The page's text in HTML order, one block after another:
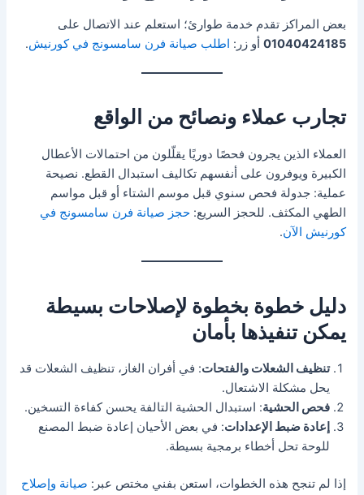
بعض المراكز تقدم خدمة طوارئ؛ استعلم عند الاتصال على
01040424185 أو زر: اطلب صيانة فرن سامسونج في كورنيش.
تجارب عملاء ونصائح من الواقع
العملاء الذين يجرون فحصًا دوريًا يقلّلون من احتمالات الأعطال
الكبيرة ويوفرون على أنفسهم تكاليف استبدال القطع. نصيحة
عملية: جدولة فحص سنوي قبل موسم الشتاء أو قبل مواسم
الطهي المكثف. للحجز السريع:حجز صيانة فرن سامسونج في
كورنيش الآن.
دليل خطوة بخطوة لإصلاحات بسيطة
يمكن تنفيذها بأمان
تنظيف الشعلات والفتحات: في أفران الغاز، تنظيف الشعلات قد
يحل مشكلة الاشتعال.
فحص الحشية: استبدال الحشية التالفة يحسن كفاءة التسخين.
إعادة ضبط الإعدادات: في بعض الأحيان إعادة ضبط المصنع
للوحة تحل أخطاء برمجية بسيطة.
إذا لم تنجح هذه الخطوات، استعن بفني مختص عبر: صيانة وإصلاح